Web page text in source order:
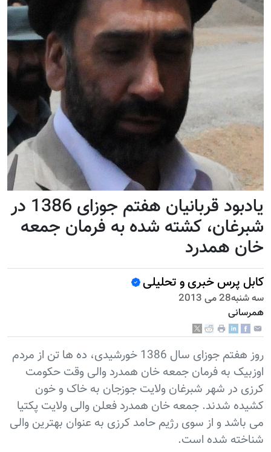
یادبود قربانیان هفتم جوزای 1386 در
شبرغان، کشته شده به فرمان جمعه
خان همدرد
کابل پرس خبری و تحلیلی
سه شنبه28 می 2013
همرسانی
روز هفتم جوزای سال 1386 خورشیدی، ده ها تن از مردم
اوزبیک به فرمان جمعه خان همدرد والی وقت حکومت
کرزی در شهر شبرغان ولایت جوزجان به خاک و خون
کشیده شدند. جمعه خان همدرد فعلن والی ولایت پکتیا
می باشد و از سوی رژيم حامد کرزی به عنوان بهترین والی
شناخته شده است.